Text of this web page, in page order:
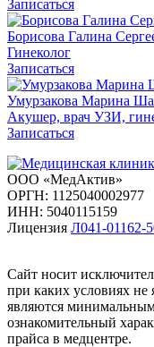
Записаться
Борисова Галина
Гинеколог
Записаться
Умурзакова Марина
Акушер, врач УЗИ,
Записаться
ООО «МедАктив»
ОРГН: 1125040002977
ИНН: 5040115159
Лицензия Л041-01162-
Сайт носит
при каких условиях
являются
ознакомительный
прайса в медцентре.